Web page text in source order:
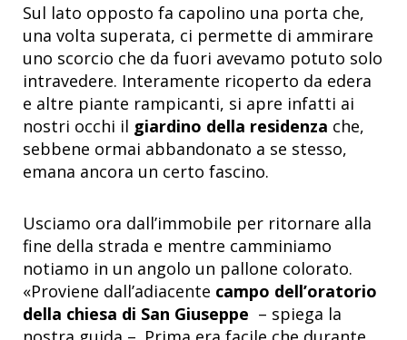
Sul lato opposto fa capolino una porta che,
una volta superata, ci permette di ammirare
uno scorcio che da fuori avevamo potuto solo
intravedere. Interamente ricoperto da edera
e altre piante rampicanti, si apre infatti ai
nostri occhi il giardino della residenza che,
sebbene ormai abbandonato a se stesso,
emana ancora un certo fascino.
Usciamo ora dall’immobile per ritornare alla
fine della strada e mentre camminiamo
notiamo in un angolo un pallone colorato.
«Proviene dall’adiacente campo dell’oratorio
della chiesa di San Giuseppe – spiega la